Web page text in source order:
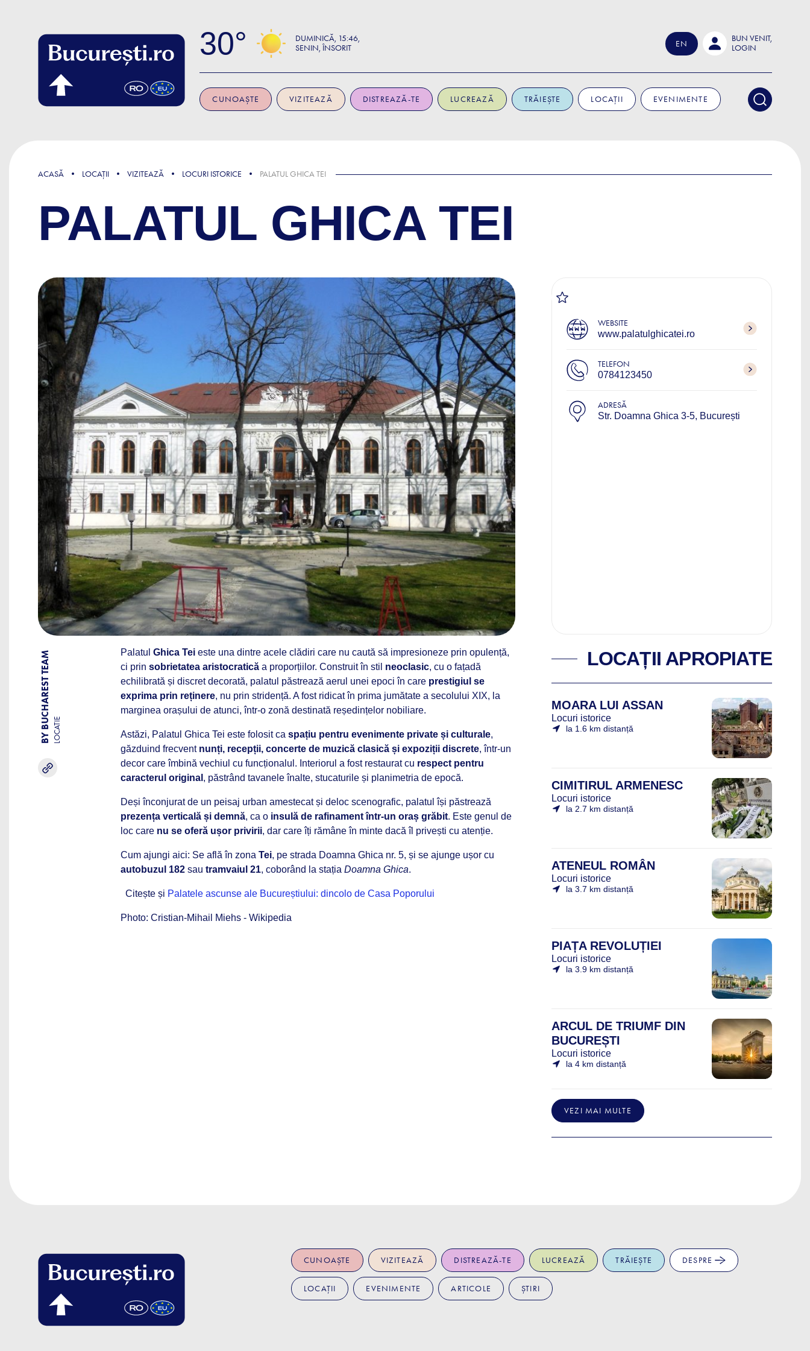
30 DUMINICĂ 15:46
SENIN, ÎNSORIT
EN
BUN VENIT,
LOGIN
CUNOAȘTE VIZITEAZĂ DISTREAZĂ-TE LUCREAZĂ TRĂIEȘTE LOCAȚII EVENIMENTE
ACASĂ LOCAȚII VIZITEAZĂ LOCURI ISTORICE PALATUL GHICA TEI
PALATUL GHICA TEI
BY BUCHAREST TEAM LOCATIE
Palatul Ghica Tei este una dintre acele clădiri care nu caută să impresioneze prin opulență,
ci prin sobrietatea aristocratică a proporțiilor. Construit în stil neoclasic, cu o fațadă
echilibrată și discret decorată, palatul păstrează aerul unei epoci în care prestigiul se
exprima prin reținere, nu prin stridență. A fost ridicat în prima jumătate a secolului XIX, la
marginea orașului de atunci, într-o zonă destinată reședințelor nobiliare.
Astăzi, Palatul Ghica Tei este folosit ca spațiu pentru evenimente private și culturale,
găzduind frecvent nunți, recepții, concerte de muzică clasică și expoziții discrete, într-un
decor care îmbină vechiul cu funcționalul. Interiorul a fost restaurat cu respect pentru
caracterul original , păstrând tavanele înalte, stucaturile și planimetria de epocă.
Deși înconjurat de un peisaj urban amestecat și deloc scenografic, palatul își păstrează
prezența verticală și demnă, ca o insulă de rafinament într-un oraș grăbit. Este genul de
loc care nu se oferă ușor privirii, dar care îți rămâne în minte dacă îl privești cu atenție.
Cum ajungi aici: Se află în zona Tei, pe strada Doamna Ghica nr. 5, și se ajunge ușor cu
autobuzul 182 sau tramvaiul 21, coborând la stația Doamna Ghica.
Citește și Palatele ascunse ale Bucureștiului: dincolo de Casa Poporului
Photo: Cristian-Mihail Miehs - Wikipedia
WEBSITE
www.palatulghicatei.ro
TELEFON
0784123450
ADRESĂ
Str. Doamna Ghica 3-5, București
LOCAȚII APROPIATE
MOARA LUI ASSAN
Locuri istorice
la 1.6 km distanță
CIMITIRUL ARMENESC
Locuri istorice
la 2.7 km distanță
ATENEUL ROMÂN
Locuri istorice
la 3.7 km distanță
PIAȚA REVOLUȚIEI
Locuri istorice
la 3.9 km distanță
ARCUL DE TRIUMF DIN
BUCUREȘTI
Locuri istorice
la 4 km distanță
VEZI MAI MULTE
CUNOAȘTE VIZITEAZĂ DISTREAZĂ-TE LUCREAZĂ TRĂIEȘTE DESPRE
LOCAȚII EVENIMENTE ARTICOLE ȘTIRI